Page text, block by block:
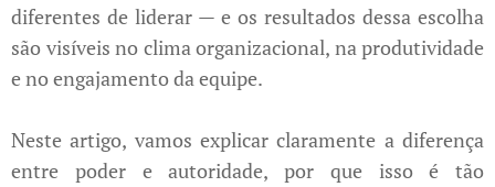
diferentes de liderar — e os resultados dessa escolha
são visíveis no clima organizacional, na produtividade
e no engajamento da equipe.
Neste artigo, vamos explicar claramente a diferença
entre poder e autoridade, por que isso é tão